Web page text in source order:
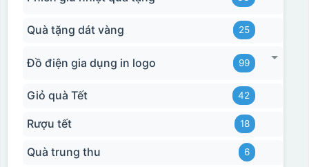
Quà tặng dát vàng 25
Đồ điện gia dụng in logo 99
Giỏ quà Tết 42
Rượu tết 18
Quà trung thu 6